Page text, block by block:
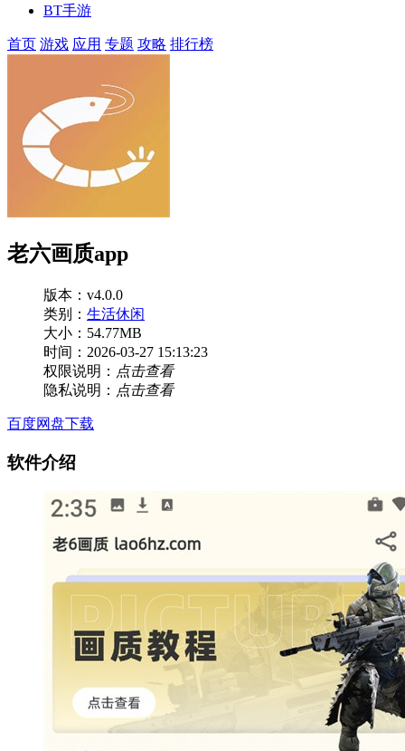
BT手游
首页 游戏 应用 专题 攻略 排行榜
老六画质app
版本：v4.0.0
类别： 生活休闲
大小：54.77MB
时间：2026-03-27 15:13:23
权限说明： 点击查看
隐私说明： 点击查看
百度网盘下载
软件介绍